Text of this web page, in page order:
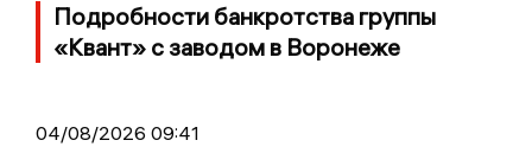
Подробности банкротства группы
«Квант» с заводом в Воронеже
04/08/2026 09:41